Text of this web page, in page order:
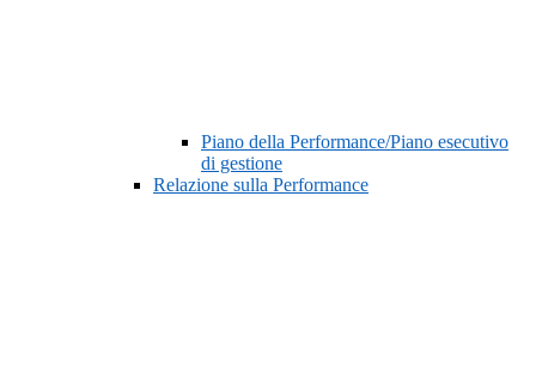
Piano della Performance/Piano esecutivo
di gestione
Relazione sulla Performance